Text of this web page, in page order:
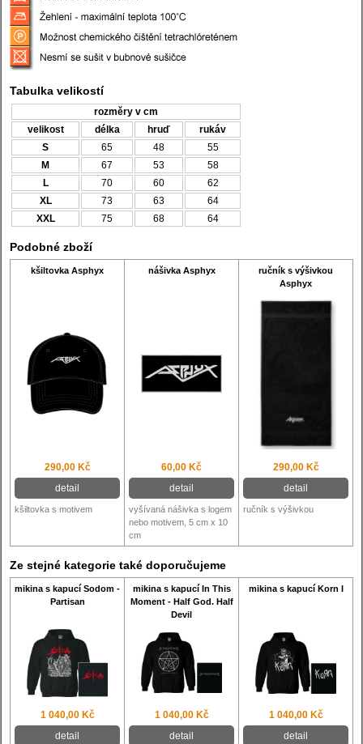
Tabulka velikostí
rozměry v cm
velikost
délka hruď
rukáv
S
65 48
55
M
67 53
58
L
70 60
62
XL
73 63
64
XXL
75 68 64
Podobné zboží
kšiltovka Asphyx nášivka Asphyx
ručník s výšivkou
Asphyx
290,00 Kč
detail
60,00 Kč
detail
290,00 Kč
detail
kšiltovka s motivem
vyšívaná nášivka s logem
nebo motivem, 5 cm x 10
cm
ručník s výšivkou
Ze stejné kategorie také doporučujeme
mikina s kapucí Sodom -
Partisan
mikina s kapucí In This
Moment - Half God. Half
Devil
mikina s kapucí Korn I
1 040,00 Kč
detail
1 040,00 Kč
detail
1 040,00 Kč
detail